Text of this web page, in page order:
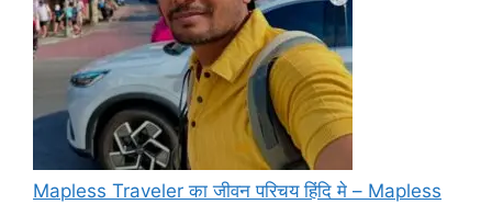
Mapless Traveler का जीवन परिचय हिंदि मे – Mapless